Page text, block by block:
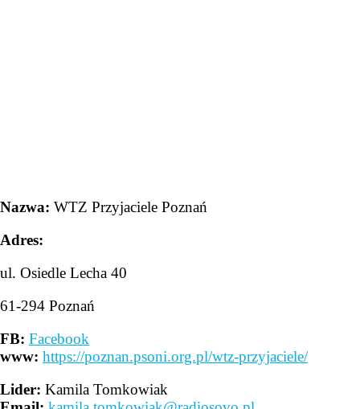
Nazwa: WTZ Przyjaciele Poznań
Adres:
ul. Osiedle Lecha 40
61-294 Poznań
FB: Facebook
www: https://poznan.psoni.org.pl/wtz-przyjaciele/
Lider: Kamila Tomkowiak